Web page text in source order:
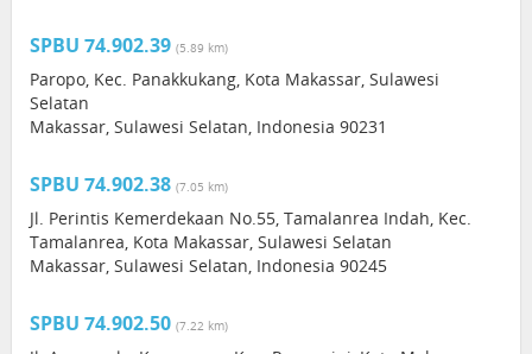
SPBU 74.902.39 (5.89 km)
Paropo, Kec. Panakkukang, Kota Makassar, Sulawesi
Selatan
Makassar, Sulawesi Selatan, Indonesia 90231
SPBU 74.902.38 (7.05 km)
Jl. Perintis Kemerdekaan No.55, Tamalanrea Indah, Kec.
Tamalanrea, Kota Makassar, Sulawesi Selatan
Makassar, Sulawesi Selatan, Indonesia 90245
SPBU 74.902.50 (7.22 km)